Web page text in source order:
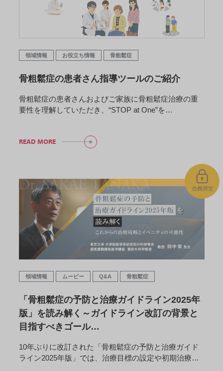
領域情報 お役立ち情報 骨粗鬆症
骨粗鬆症の患者さん指導ツールのご紹介
骨粗鬆症の患者さんおよびご家族に骨粗鬆症治療の重
要性を理解していただき、“STOP at One”を…
READ MORE
領域情報 ムービー Q&A 骨粗鬆症
「骨粗鬆症の予防と治療ガイドライン2025年
版」を読み解く～ガイドライン改訂の背景と
目指すべきゴール…
10年ぶりに改訂された「骨粗鬆症の予防と治療ガイド
ライン2025年版」では、治療目標の設定や初期治療…